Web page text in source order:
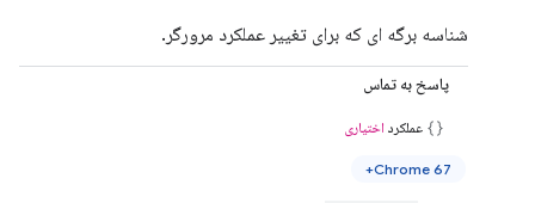
شناسه برگه ای که برای تغییر عملکرد مرورگر.
پاسخ به تماس
عملکرد اختیاری
Chrome 67+